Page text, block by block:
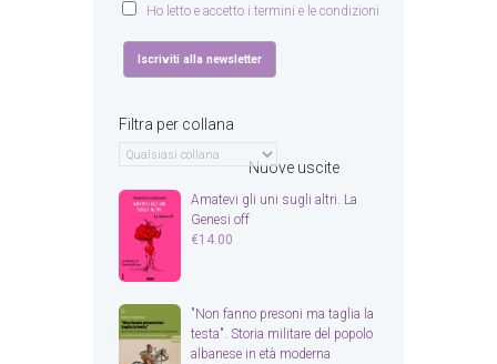
Ho letto e accetto i termini e le condizioni
Filtra per collana
Nuove uscite
Amatevi gli uni sugli altri. La
Genesi off
€14.00
"Non fanno presoni ma taglia la
testa". Storia militare del popolo
albanese in età moderna